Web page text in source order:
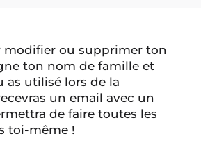
modifier ou supprimer ton
ton nom de famille et
as utilisé lors de la
un email avec un
de faire toutes les
toi-même !